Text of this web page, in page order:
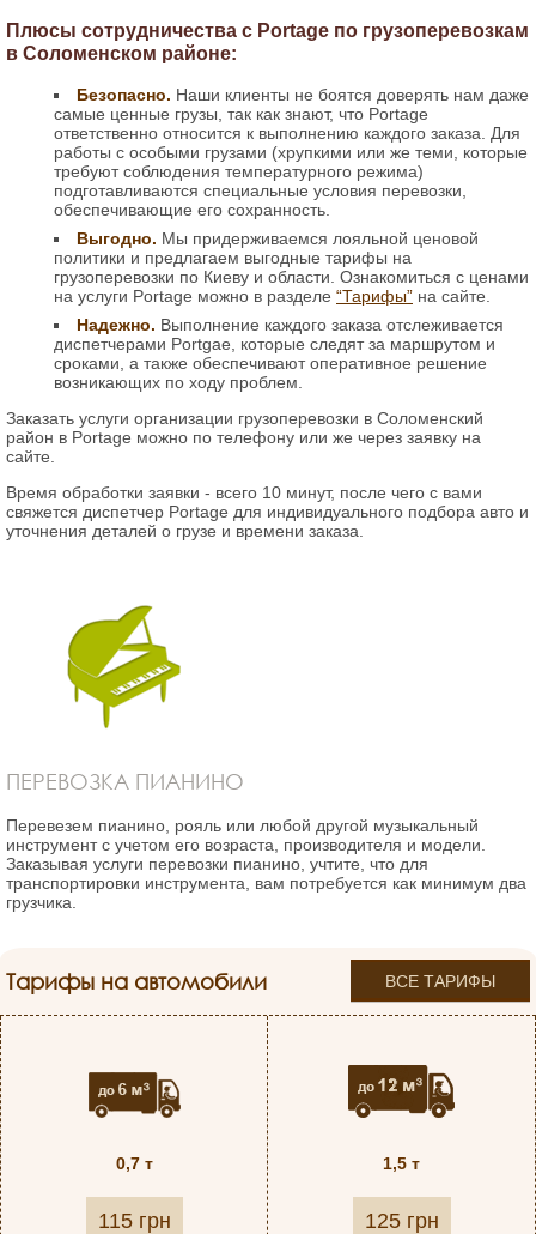
Плюсы сотрудничества с Portage по грузоперевозкам
в Соломенском районе:
Безопасно. Наши клиенты не боятся доверять нам даже
самые ценные грузы, так как знают, что Portage
ответственно относится к выполнению каждого заказа. Для
работы с особыми грузами (хрупкими или же теми, которые
требуют соблюдения температурного режима)
подготавливаются специальные условия перевозки,
обеспечивающие его сохранность.
Выгодно. Мы придерживаемся лояльной ценовой
политики и предлагаем выгодные тарифы на
грузоперевозки по Киеву и области. Ознакомиться с ценами
на услуги Portage можно в разделе “Тарифы” на сайте.
Надежно. Выполнение каждого заказа отслеживается
диспетчерами Portgae, которые следят за маршрутом и
сроками, а также обеспечивают оперативное решение
возникающих по ходу проблем.
Заказать услуги организации грузоперевозки в Соломенский
район в Portage можно по телефону или же через заявку на
сайте.
Время обработки заявки - всего 10 минут, после чего с вами
свяжется диспетчер Portage для индивидуального подбора авто и
уточнения деталей о грузе и времени заказа.
ПЕРЕВОЗКА ПИАНИНО
Перевезем пианино, рояль или любой другой музыкальный
инструмент с учетом его возраста, производителя и модели.
Заказывая услуги перевозки пианино, учтите, что для
транспортировки инструмента, вам потребуется как минимум два
грузчика.
Тарифы на автомобили ВСЕ ТАРИФЫ
0,7 т
115 грн
1,5 т
125 грн